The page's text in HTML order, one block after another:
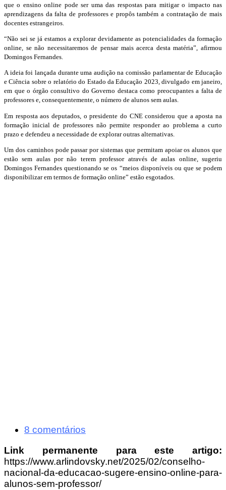
que o ensino online pode ser uma das respostas para mitigar o impacto nas
aprendizagens da falta de professores e propôs também a contratação de mais
docentes estrangeiros.
“Não sei se já estamos a explorar devidamente as potencialidades da formação
online, se não necessitaremos de pensar mais acerca desta matéria”, afirmou
Domingos Fernandes.
A ideia foi lançada durante uma audição na comissão parlamentar de Educação
e Ciência sobre o relatório do Estado da Educação 2023, divulgado em janeiro,
em que o órgão consultivo do Governo destaca como preocupantes a falta de
professores e, consequentemente, o número de alunos sem aulas.
Em resposta aos deputados, o presidente do CNE considerou que a aposta na
formação inicial de professores não permite responder ao problema a curto
prazo e defendeu a necessidade de explorar outras alternativas.
Um dos caminhos pode passar por sistemas que permitam apoiar os alunos que
estão sem aulas por não terem professor através de aulas online, sugeriu
Domingos Fernandes questionando se os “meios disponíveis ou que se podem
disponibilizar em termos de formação online” estão esgotados.
8 comentários
Link permanente para este artigo:
https://www.arlindovsky.net/2025/02/conselho-
nacional-da-educacao-sugere-ensino-online-para-
alunos-sem-professor/